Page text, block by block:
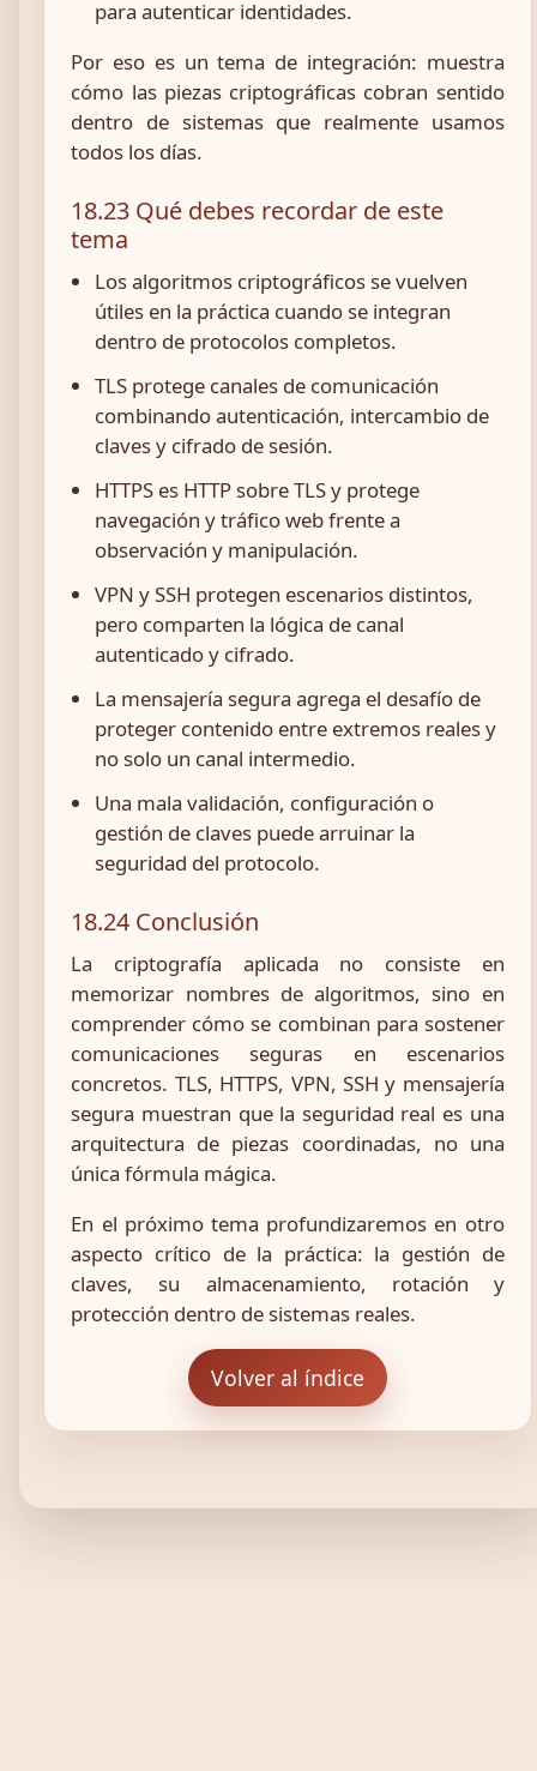
para autenticar identidades.
Por eso es un tema de integración: muestra
cómo las piezas criptográficas cobran sentido
dentro de sistemas que realmente usamos
todos los días.
18.23 Qué debes recordar de este
tema
Los algoritmos criptográficos se vuelven
útiles en la práctica cuando se integran
dentro de protocolos completos.
TLS protege canales de comunicación
combinando autenticación, intercambio de
claves y cifrado de sesión.
HTTPS es HTTP sobre TLS y protege
navegación y tráfico web frente a
observación y manipulación.
VPN y SSH protegen escenarios distintos,
pero comparten la lógica de canal
autenticado y cifrado.
La mensajería segura agrega el desafío de
proteger contenido entre extremos reales y
no solo un canal intermedio.
Una mala validación, configuración o
gestión de claves puede arruinar la
seguridad del protocolo.
18.24 Conclusión
La criptografía aplicada no consiste en
memorizar nombres de algoritmos, sino en
comprender cómo se combinan para sostener
comunicaciones seguras en escenarios
concretos. TLS, HTTPS, VPN, SSH y mensajería
segura muestran que la seguridad real es una
arquitectura de piezas coordinadas, no una
única fórmula mágica.
En el próximo tema profundizaremos en otro
aspecto crítico de la práctica: la gestión de
claves, su almacenamiento, rotación y
protección dentro de sistemas reales.
Volver al índice